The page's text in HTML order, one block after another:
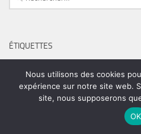
ÉTIQUETTES
bootleneck chanteur chanteuse
expo music femme de george harrison festival
herbie
Nous utilisons des cookies
expérience sur notre site web.
site, nous supposerons
OK